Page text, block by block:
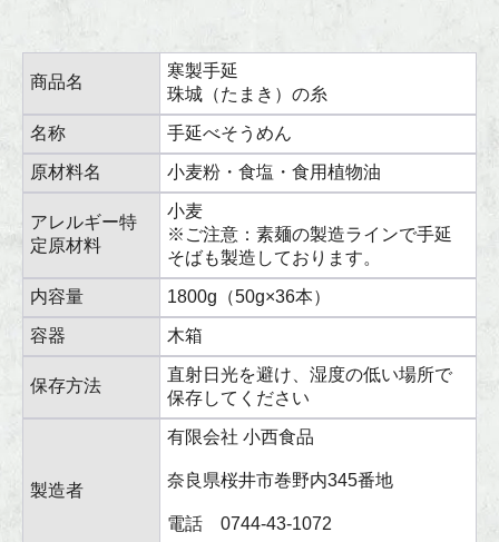
商品名
寒製手延
珠城（たまき）の糸
名称 手延べそうめん
原材料名 小麦粉・食塩・食用植物油
アレルギー特
定原材料
小麦
※ご注意：素麺の製造ラインで手延
そばも製造しております。
内容量 1800g（50g×36本）
容器 木箱
保存方法
直射日光を避け、湿度の低い場所で
保存してください
製造者
有限会社 小西食品
奈良県桜井市巻野内345番地
電話 0744-43-1072